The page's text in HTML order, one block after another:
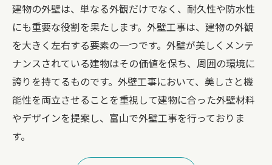
建物の外壁は、単なる外観だけでなく、耐久性や防水性
にも重要な役割を果たします。外壁工事は、建物の外観
を大きく左右する要素の一つです。外壁が美しくメンテ
ナンスされている建物はその価値を保ち、周囲の環境に
誇りを持てるものです。外壁工事において、美しさと機
能性を両立させることを重視して建物に合った外壁材料
やデザインを提案し、富山で外壁工事を行っておりま
す。